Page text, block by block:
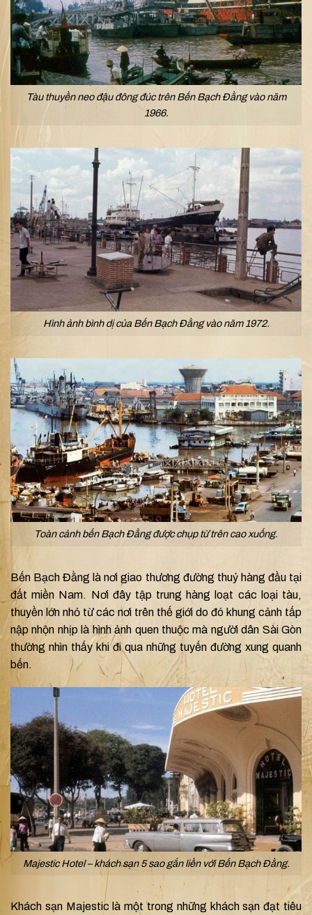
Tàu thuyền neo đậu đông đúc trên Bến Bạch Đằng vào năm
1966.
Hình ảnh bình dị của Bến Bạch Đằng vào năm 1972.
Toàn cảnh bến Bạch Đằng được chụp từ trên cao xuống.
Bến Bạch Đằng là nơi giao thương đường thuỷ hàng đầu tại
đất miền Nam. Nơi đây tập trung hàng loạt các loại tàu,
thuyền lớn nhỏ từ các nơi trên thế giới do đó khung cảnh tấp
nập nhộn nhịp là hình ảnh quen thuộc mà người dân Sài Gòn
thường nhìn thấy khi đi qua những tuyến đường xung quanh
bến.
Majestic Hotel – khách sạn 5 sao gắn liền với Bến Bạch Đằng.
Khách sạn Majestic là một trong những khách sạn đạt tiêu